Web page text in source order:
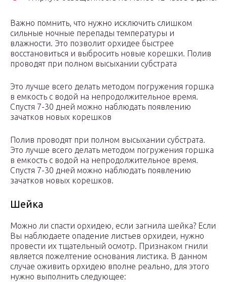
Важно помнить, что нужно исключить слишком
сильные ночные перепады температуры и
влажности. Это позволит орхидее быстрее
восстановиться и выбросить новые корешки. Полив
проводят при полном высыхании субстрата
Это лучше всего делать методом погружения горшка
в емкость с водой на непродолжительное время.
Спустя 7-30 дней можно наблюдать появлению
зачатков новых корешков
Полив проводят при полном высыхании субстрата.
Это лучше всего делать методом погружения горшка
в емкость с водой на непродолжительное время.
Спустя 7-30 дней можно наблюдать появлению
зачатков новых корешков.
Шейка
Можно ли спасти орхидею, если загнила шейка? Если
Вы наблюдаете опадение листьев орхидеи, нужно
провести их тщательный осмотр. Признаком гнили
является пожелтение основания листика. В данном
случае оживить орхидею вполне реально, для этого
нужно выполнить следующее: